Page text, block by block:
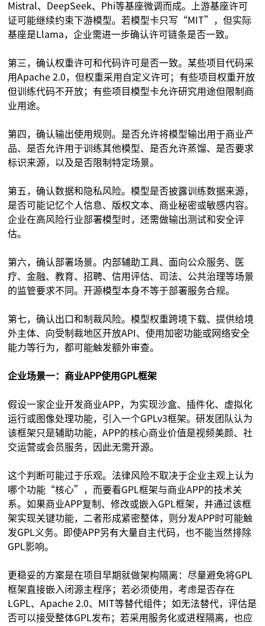
Mistral、DeepSeek、Phi等基座微调而成。上游基座许可
证可能继续约束下游模型。若模型卡只写“MIT”，但实际
基座是Llama，企业需进一步确认许可链条是否一致。
第三，确认权重许可和代码许可是否一致。某些项目代码采
用Apache 2.0，但权重采用自定义许可；有些项目权重开放
但训练代码不开放；有些项目模型卡允许研究用途但限制商
业用途。
第四，确认输出使用规则。是否允许将模型输出用于商业产
品、是否允许用于训练其他模型、是否允许蒸馏、是否要求
标识来源，以及是否限制特定场景。
第五，确认数据和隐私风险。模型是否披露训练数据来源，
是否可能记忆个人信息、版权文本、商业秘密或敏感内容。
企业在高风险行业部署模型时，还需做输出测试和安全评
估。
第六，确认部署场景。内部辅助工具、面向公众服务、医
疗、金融、教育、招聘、信用评估、司法、公共治理等场景
的监管要求不同。开源模型本身不等于部署服务合规。
第七，确认出口和制裁风险。模型权重跨境下载、提供给境
外主体、向受制裁地区开放API、使用加密功能或网络安全
能力等行为，都可能触发额外审查。
企业场景一：商业APP使用GPL框架
假设一家企业开发商业APP，为实现沙盒、插件化、虚拟化
运行或图像处理功能，引入一个GPLv3框架。研发团队认为
该框架只是辅助功能，APP的核心商业价值是视频美颜、社
交运营或会员服务，因此无需开源。
这个判断可能过于乐观。法律风险不取决于企业主观上认为
哪个功能“核心”，而要看GPL框架与商业APP的技术关
系。如果商业APP复制、修改或嵌入GPL框架，并通过该框
架实现关键功能，二者形成紧密整体，则分发APP时可能触
发GPL义务。即使APP另有大量自主代码，也不能当然排除
GPL影响。
更稳妥的方案是在项目早期就做架构隔离：尽量避免将GPL
框架直接嵌入闭源主程序；若必须使用，考虑是否存在
LGPL、Apache 2.0、MIT等替代组件；如无法替代，评估是
否可以接受整体GPL发布；若采用服务化或进程隔离，也应